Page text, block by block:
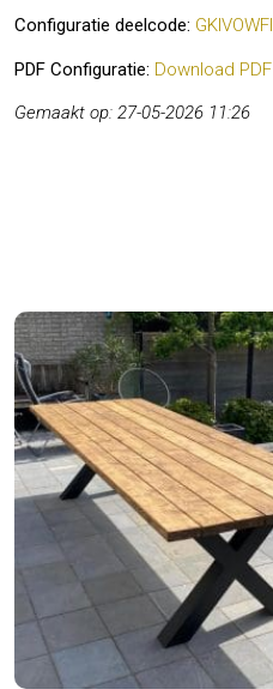
Configuratie deelcode: GKIVOWFI
PDF Configuratie: Download PDF
Gemaakt op: 27-05-2026 11:26